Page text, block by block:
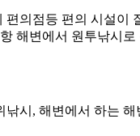
의점등 편의 시설이
해변에서 원투낚시
시, 해변에서 하는 해